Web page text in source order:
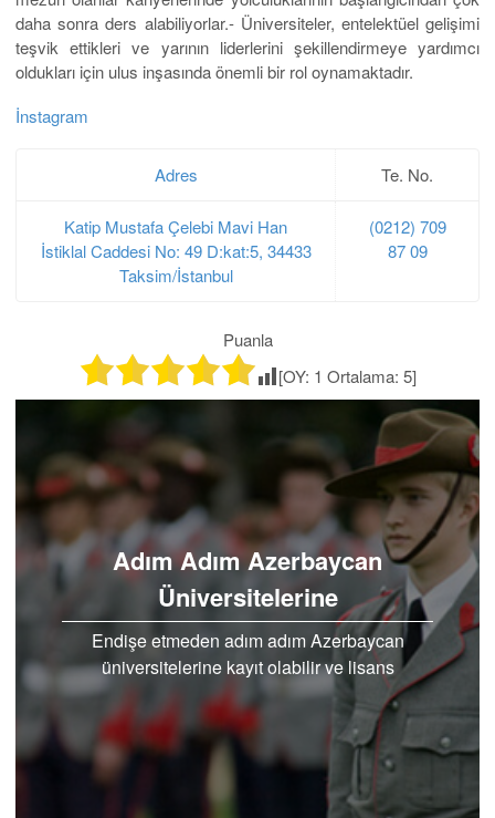
daha sonra ders alabiliyorlar.- Üniversiteler, entelektüel gelişimi
teşvik ettikleri ve yarının liderlerini şekillendirmeye yardımcı
oldukları için ulus inşasında önemli bir rol oynamaktadır.
İnstagram
Adres Te. No.
Katip Mustafa Çelebi Mavi Han
İstiklal Caddesi No: 49 D:kat:5, 34433
Taksim/İstanbul
(0212) 709
87 09
Puanla
[OY: 1 Ortalama: 5]
Adım Adım Azerbaycan
Üniversitelerine
Endişe etmeden adım adım Azerbaycan
üniversitelerine kayıt olabilir ve lisans
kariyerinizde yolunuza emin adımlarla devam
edebilirsiniz..